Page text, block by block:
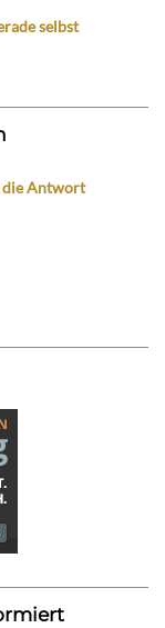
selbst
die Antwort